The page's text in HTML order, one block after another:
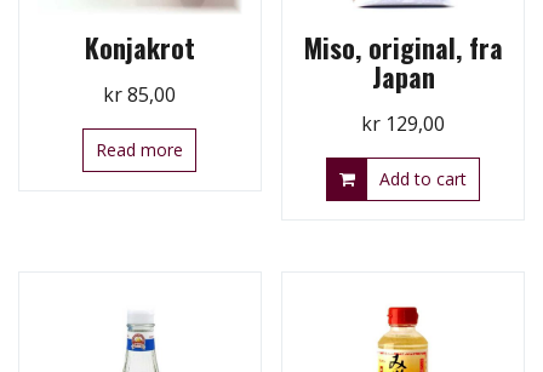
Konjakrot
kr85,00
Read more
Miso, original, fra
Japan
kr 129,00
Add to cart